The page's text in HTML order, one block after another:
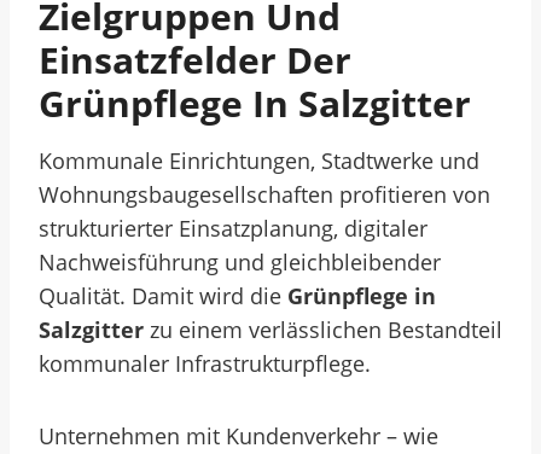
Zielgruppen Und
Einsatzfelder Der
Grünpflege In Salzgitter
Kommunale Einrichtungen, Stadtwerke und
Wohnungsbaugesellschaften profitieren von
strukturierter Einsatzplanung, digitaler
Nachweisführung und gleichbleibender
Qualität. Damit wird die Grünpflege in
Salzgitter zu einem verlässlichen Bestandteil
kommunaler Infrastrukturpflege.
Unternehmen mit Kundenverkehr – wie